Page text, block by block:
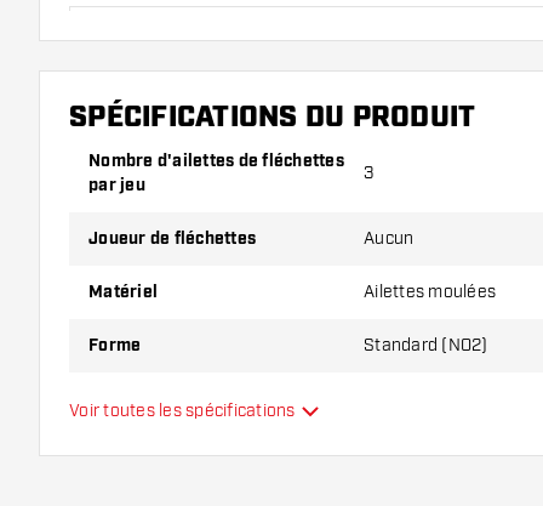
Veillez à disposer d'un grand nombre d'ailettes et
endommagés ou cassés à l'usage.
pour découvrir la variante qui vous convient le
SPÉCIFICATIONS DU PRODUIT
Nombre d'ailettes de fléchettes
par jeu
3
Joueur de fléchettes Aucun
Matériel Ailettes moulées
Forme Standard (NO2)
Flexibilité
Voir toutes les spécifications